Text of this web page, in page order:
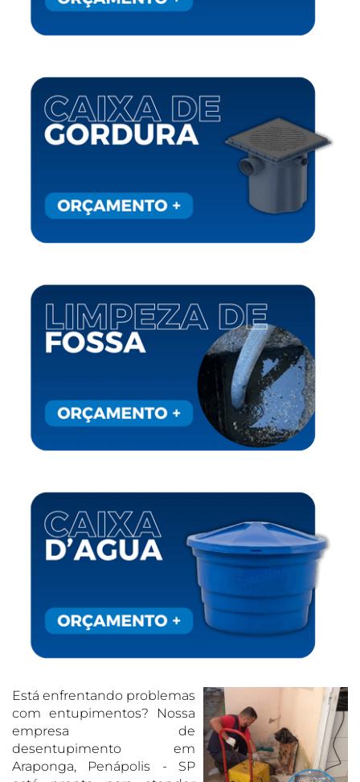
Está enfrentando problemas
com entupimentos? Nossa
empresa de
desentupimento em
Araponga, Penápolis - SP